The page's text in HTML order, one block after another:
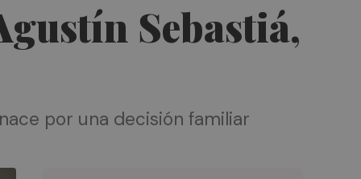
Sebastiá,
por una decisión familiar